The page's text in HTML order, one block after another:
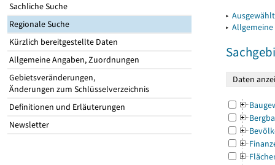
Sachliche Suche
Regionale Suche
Kürzlich bereitgestellte Daten
Allgemeine Angaben, Zuordnungen
Gebietsveränderungen,
Änderungen zum Schlüsselverzeichnis
Definitionen und Erläuterungen
Newsletter
▸
▸